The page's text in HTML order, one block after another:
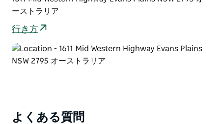
ーストラリア
行き方
よくある質問